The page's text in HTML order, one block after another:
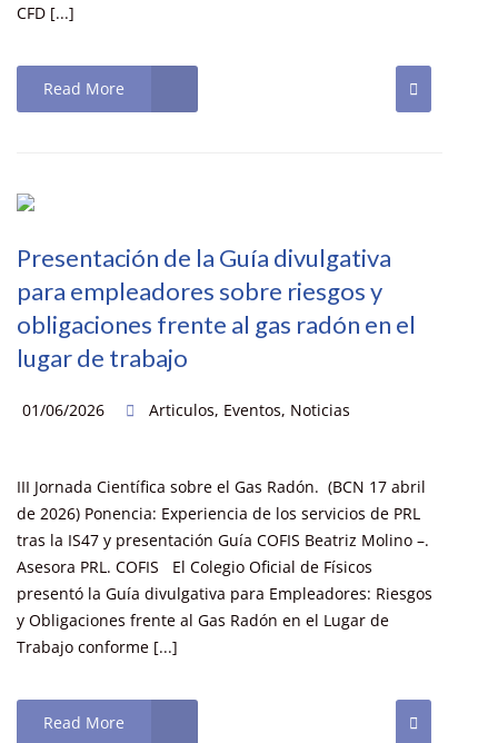
CFD [...]
Read More
Presentación de la Guía divulgativa
para empleadores sobre riesgos y
obligaciones frente al gas radón en el
lugar de trabajo
01/06/2026 Articulos, Eventos, Noticias
III Jornada Científica sobre el Gas Radón. (BCN 17 abril
de 2026) Ponencia: Experiencia de los servicios de PRL
tras la IS47 y presentación Guía COFIS Beatriz Molino –.
Asesora PRL. COFIS El Colegio Oficial de Físicos
presentó la Guía divulgativa para Empleadores: Riesgos
y Obligaciones frente al Gas Radón en el Lugar de
Trabajo conforme [...]
Read More